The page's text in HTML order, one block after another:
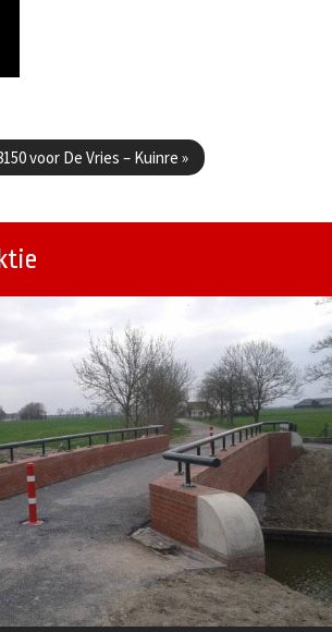
voor De Vries – Kuinre »